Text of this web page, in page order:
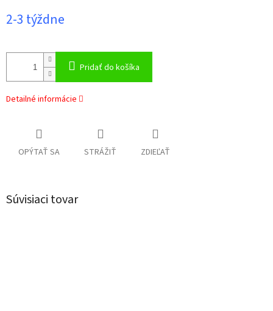
cena:
2-3 týždne
Pridať do košíka
Detailné informácie
OPÝTAŤ SA STRÁŽIŤ ZDIEĽAŤ
Súvisiaci tovar